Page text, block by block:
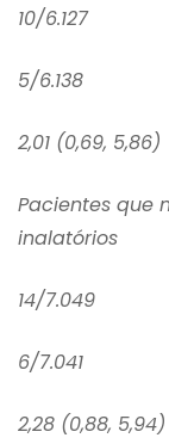
10/6.127
5/6.138
2,01 (0,69, 5,86)
Pacientes que
inalatórios
14/7.049
6/7.041
2,28 (0,88, 5,94)